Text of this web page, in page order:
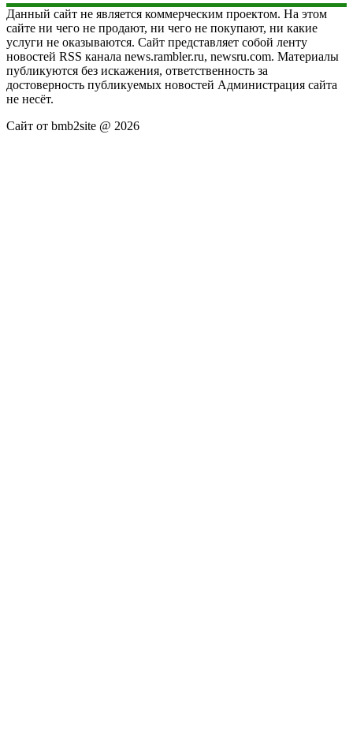
Данный сайт не является коммерческим проектом. На этом
сайте ни чего не продают, ни чего не покупают, ни какие
услуги не оказываются. Сайт представляет собой ленту
новостей RSS канала news.rambler.ru, newsru.com. Материалы
публикуются без искажения, ответственность за
достоверность публикуемых новостей Администрация сайта
не несёт.
Сайт от bmb2site @ 2026